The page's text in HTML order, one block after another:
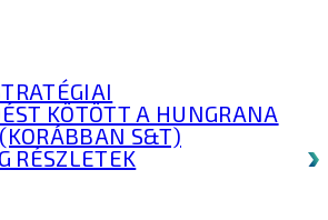
KÖTÖTT A HUNGRANA
S&T)
RÉSZLETEK